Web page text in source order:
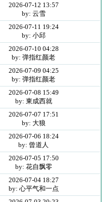
2026-07-12 13:57
by: 云雪
2026-07-11 19:24
by: 小邱
2026-07-10 04:28
by: 弹指红颜老
2026-07-09 04:25
by: 弹指红颜老
2026-07-08 15:49
by: 東成西就
2026-07-07 17:51
by: 大狼
2026-07-06 18:24
by: 曾道人
2026-07-05 17:50
by: 花自飘零
2026-07-04 18:27
by: 心平气和一点